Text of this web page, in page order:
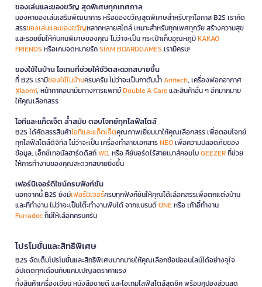
ของเล่นและของขวัญ สุดพิเศษทุกเทศกาล
มองหาของเล่นเสริมพัฒนาการ หรือของขวัญสุดพิเศษสำหรับทุกโอกาส B2S เราคัด
สรรของเล่นและของขวัญหลากหลายสไตล์ เหมาะสำหรับทุกเพศทุกวัย สร้างความสุข
และรอยยิ้มให้กับคนพิเศษของคุณ ไม่ว่าจะเป็น กระเป๋าเก็บอุณหภูมิKAKAO
FRIENDS หรือเกมจดหมายรักSIAM BOARDGAMES เรามีครบ!
ของใช้ในบ้าน ไอเทมที่ช่วยให้ชีวิตสะดวกสบายขึ้น
ที่ B2S เรามีของใช้ในบ้านครบครัน ไม่ว่าจะเป็นกาต้มน้ำAnitech, เครื่องฟอกอากาศ
Xiaomi, หน้ากากอนามัยทางการแพทย์Double A Careและสินค้าอื่น ๆ อีกมากมาย
ให้คุณเลือกสรร
ไอทีและแก็ดเจ็ต ล้ำสมัย ตอบโจทย์ทุกไลฟ์สไตล์
B2S ได้คัดสรรสินค้าไอทีและแก็ดเจ็ตคุณภาพเยี่ยมมาให้คุณเลือกสรร เพื่อตอบโจทย์
ทุกไลฟ์สไตล์ดิจิทัล ไม่ว่าจะเป็น เครื่องทำลายเอกสารNEOเพื่อความปลอดภัยของ
ข้อมูล, เอ็กซ์เทอนัลฮาร์ดดิสก์WD, หรือ คีย์บอร์ดไร้สายเมาส์คอมโบGEEZERที่ช่วย
ให้การทำงานของคุณสะดวกสบายยิ่งขึ้น
เฟอร์นิเจอร์ดีไซน์ครบฟังก์ชั่น
นอกจากนี้ B2S ยังมีเฟอร์นิเจอร์ครบทุกฟังก์ชันให้คุณได้เลือกสรรเพื่อตกแต่งบ้าน
และที่ทำงาน ไม่ว่าจะเป็นโต๊ะทำงานพับได้ จากแบรนด์ONEหรือ เก้าอี้ทำงาน
Furradecก็มีให้เลือกครบครัน
โปรโมชั่นและสิทธิพิเศษ
B2S จัดเต็มโปรโมชั่นและสิทธิพิเศษมากมายให้คุณเลือกช้อปออนไลน์ได้อย่างจุใจ
อัปเดตทุกเดือนกับแคมเปญลดราคาแรง
ทั้งสินค้าเครื่องเขียน หนังสือขายดี และไอเทมไลฟ์สไตล์สุดชิค พร้อมคูปองส่วนลด